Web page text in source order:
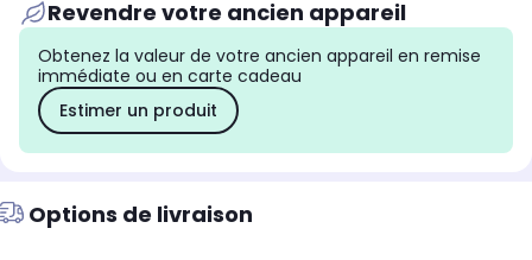
Revendre votre ancien appareil
Obtenez la valeur de votre ancien appareil en remise
immédiate ou en carte cadeau
Estimer un produit
Options de livraison